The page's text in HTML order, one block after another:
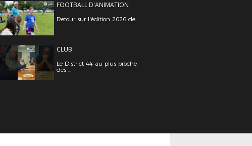
FOOTBALL D'ANIMATION
Retour sur l'édition 2026 de ...
CLUB
Le District 44 au plus proche
des ...